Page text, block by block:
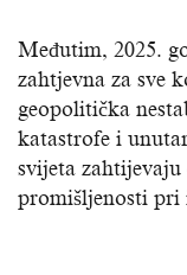
Međutim, 2025.
zahtjevna za sve
geopolitička
katastrofe i
svijeta
promišljenosti pri